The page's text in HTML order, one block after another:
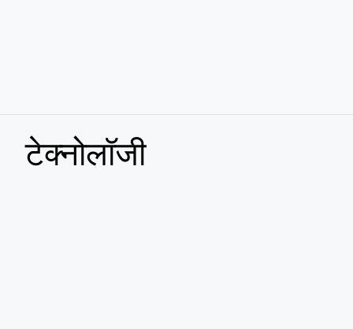
टेक्नोलॉजी